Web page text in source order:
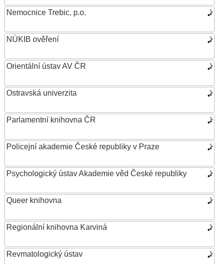
Nemocnice Trebic, p.o.
NÚKIB ověření
Orientální ústav AV ČR
Ostravská univerzita
Parlamentní knihovna ČR
Policejní akademie České republiky v Praze
Psychologický ústav Akademie věd České republiky
Queer knihovna
Regionální knihovna Karviná
Revmatologický ústav